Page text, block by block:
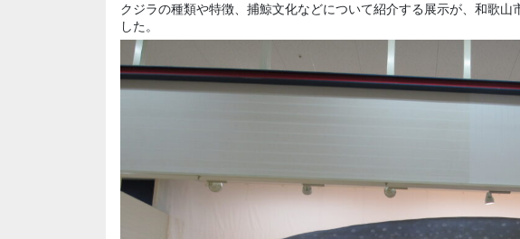
クジラの種類や特徴、捕鯨文化などについて紹介する展示が、和歌山
した。